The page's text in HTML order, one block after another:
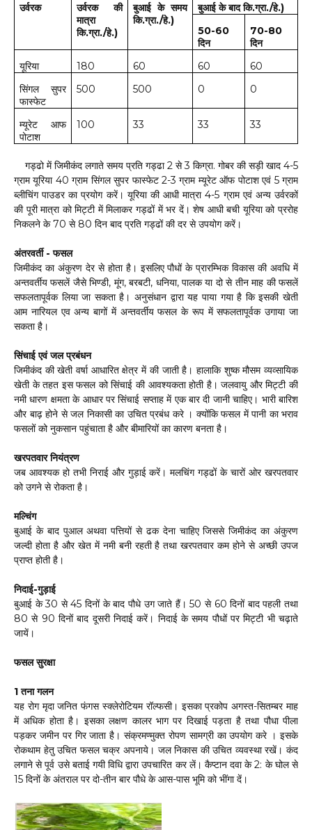
उर्वरक उर्वरक
की
मात्रा
कि.ग्रा./हे.)
बुआई के समय
कि.ग्रा./हे.)
बुआई के बाद कि.ग्रा./हे.)
50-60
दिन
70-80
दिन
यूरिया
180 60 60
60
सिंगल
सुपर
फास्फेट
500 500 0 0
म्यूरेट
आफ
पोटाश
100 33 33 33
गड्ढो में जिमीकंद लगाते समय प्रति गड्ढा 2 से 3 किग्रा. गोबर की सड़ी खाद 4-5
ग्राम यूरिया 40 ग्राम सिंगल सुपर फास्फेट 2-3 ग्राम म्यूरेट ऑफ पोटाश एवं 5 ग्राम
ब्लीचिंग पाउडर का प्रयोग करें। यूरिया की आधी मात्रा 4-5 ग्राम एवं अन्य उर्वरकों
की पूरी मात्रा को मिट्टी में मिलाकर गड्ढों में भर दें। शेष आधी बची यूरिया को प्ररोह
निकलने के 70 से 80 दिन बाद प्रति गड्ढों की दर से उपयोग करें।
अंतरवर्ती - फसल
जिमीकंद का अंकुरण देर से होता है। इसलिए पौधों के प्रारम्भिक विकास की अवधि में
अन्तवर्तीय फसलें जैसे भिण्डी, मूंग, बरबटी, धनिया, पालक या दो से तीन माह की फसलें
सफलतापूर्वक लिया जा सकता है। अनुसंधान द्वारा यह पाया गया है कि इसकी खेती
आम नारियल एव अन्य बागों में अन्तवर्तीय फसल के रूप में सफलतापूर्वक उगाया जा
सकता है।
सिंचाई एवं जल प्रबंधन
जिमीकंद की खेती वर्षा आधारित क्षेत्र में की जाती है। हालाकि शुष्क मौसम व्यव्सायिक
खेती के तहत इस फसल को सिंचाई की आवश्यकता होती है। जलवायु और मिट्टी की
नमी धारण क्षमता के आधार पर सिंचाई सप्ताह में एक बार दी जानी चाहिए। भारी बारिश
और बाढ़ होने से जल निकासी का उचित प्रबंध करे । क्योंकि फसल में पानी का भराव
फसलों को नुकसान पहुंचाता है और बीमारियों का कारण बनता है।
खरपतवार नियंत्रण
जब आवश्यक हो तभी निराई और गुड़ाई करें। मलचिंग गड्ढों के चारों ओर खरपतवार
को उगने से रोकता है।
मल्चिंग
बुआई के बाद पुआल अथवा पत्तियों से ढक देना चाहिए जिससे जिमीकंद का अंकुरण
जल्दी होता है और खेत में नमी बनी रहती है तथा खरपतवार कम होने से अच्छी उपज
प्राप्त होती है।
निदाई-गुड़ाई
बुआई के 30 से 45 दिनों के बाद पौधे उग जाते हैं। 50 से 60 दिनों बाद पहली तथा
80 से 90 दिनों बाद दूसरी निदाई करें। निदाई के समय पौधों पर मिट्टी भी चढ़ाते
जायें।
फसल सुरक्षा
1 तना गलन
यह रोग मृदा जनित फंगस स्क्लेरोटियम रॉल्फसी। इसका प्रकोप अगस्त-सितम्बर माह
में अधिक होता है। इसका लक्षण कालर भाग पर दिखाई पड़ता है तथा पौधा पीला
पड़कर जमीन पर गिर जाता है। संक्रमण्मुक्त रोपण सामग्री का उपयोग करे । इसके
रोकथाम हेतु उचित फसल चक्र अपनाये। जल निकास की उचित व्यवस्था रखें। कंद
लगाने से पूर्व उसे बताई गयी विधि द्वारा उपचारित कर लें। कैप्टान दवा के 2: के घोल से
15 दिनों के अंतराल पर दो-तीन बार पौधे के आस-पास भूमि को भींगा दें।